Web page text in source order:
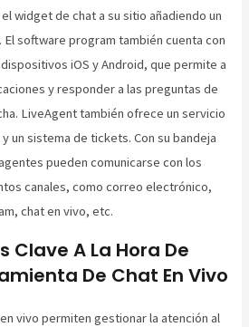
widget de chat a su sitio añadiendo un
software program también cuenta con
iOS y Android, que permite a
y responder a las preguntas de
LiveAgent también ofrece un servicio
un sistema de tickets. Con su bandeja
pueden comunicarse con los
canales, como correo electrónico,
chat en vivo, etc.
A La Hora De
De Chat En Vivo
vivo permiten gestionar la atención al